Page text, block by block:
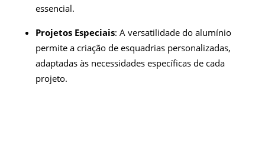
essencial.
Projetos Especiais: A versatilidade do alumínio
permite a criação de esquadrias personalizadas,
adaptadas às necessidades específicas de cada
projeto.